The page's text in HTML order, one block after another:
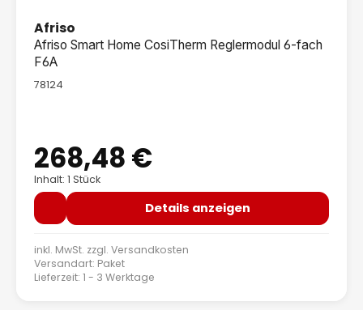
Afriso
Afriso Smart Home CosiTherm Reglermodul 6-fach
F6A
78124
Regulärer Preis:
268,48 €
Inhalt: 1 Stück
Details anzeigen
inkl. MwSt. zzgl. Versandkosten
Versandart: Paket
Lieferzeit: 1 - 3 Werktage